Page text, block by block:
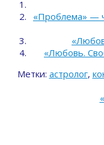
«Проблема» —
«Любовь.
Метки: астролог,
«